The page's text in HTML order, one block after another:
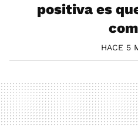
positiva es
HACE 5